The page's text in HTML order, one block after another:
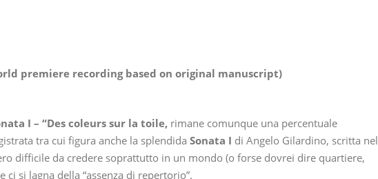
premiere recording based on original manuscript)
I – “Des coleurs sur la toile, rimane comunque una percentuale
tra cui figura anche la splendida Sonata I di Angelo Gilardino, scritta nel
difficile da credere soprattutto in un mondo (o forse dovrei dire quartiere,
si lagna della “assenza di repertorio”.